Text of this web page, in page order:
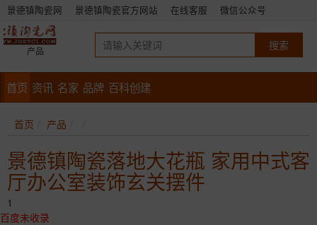
景德镇陶瓷网 景德镇陶瓷官方网站 在线客服 微信公众号
产品
首页 资讯 名家 品牌 百科创建
首页 产品
景德镇陶瓷落地大花瓶 家用中式客
厅办公室装饰玄关摆件
1
百度未收录